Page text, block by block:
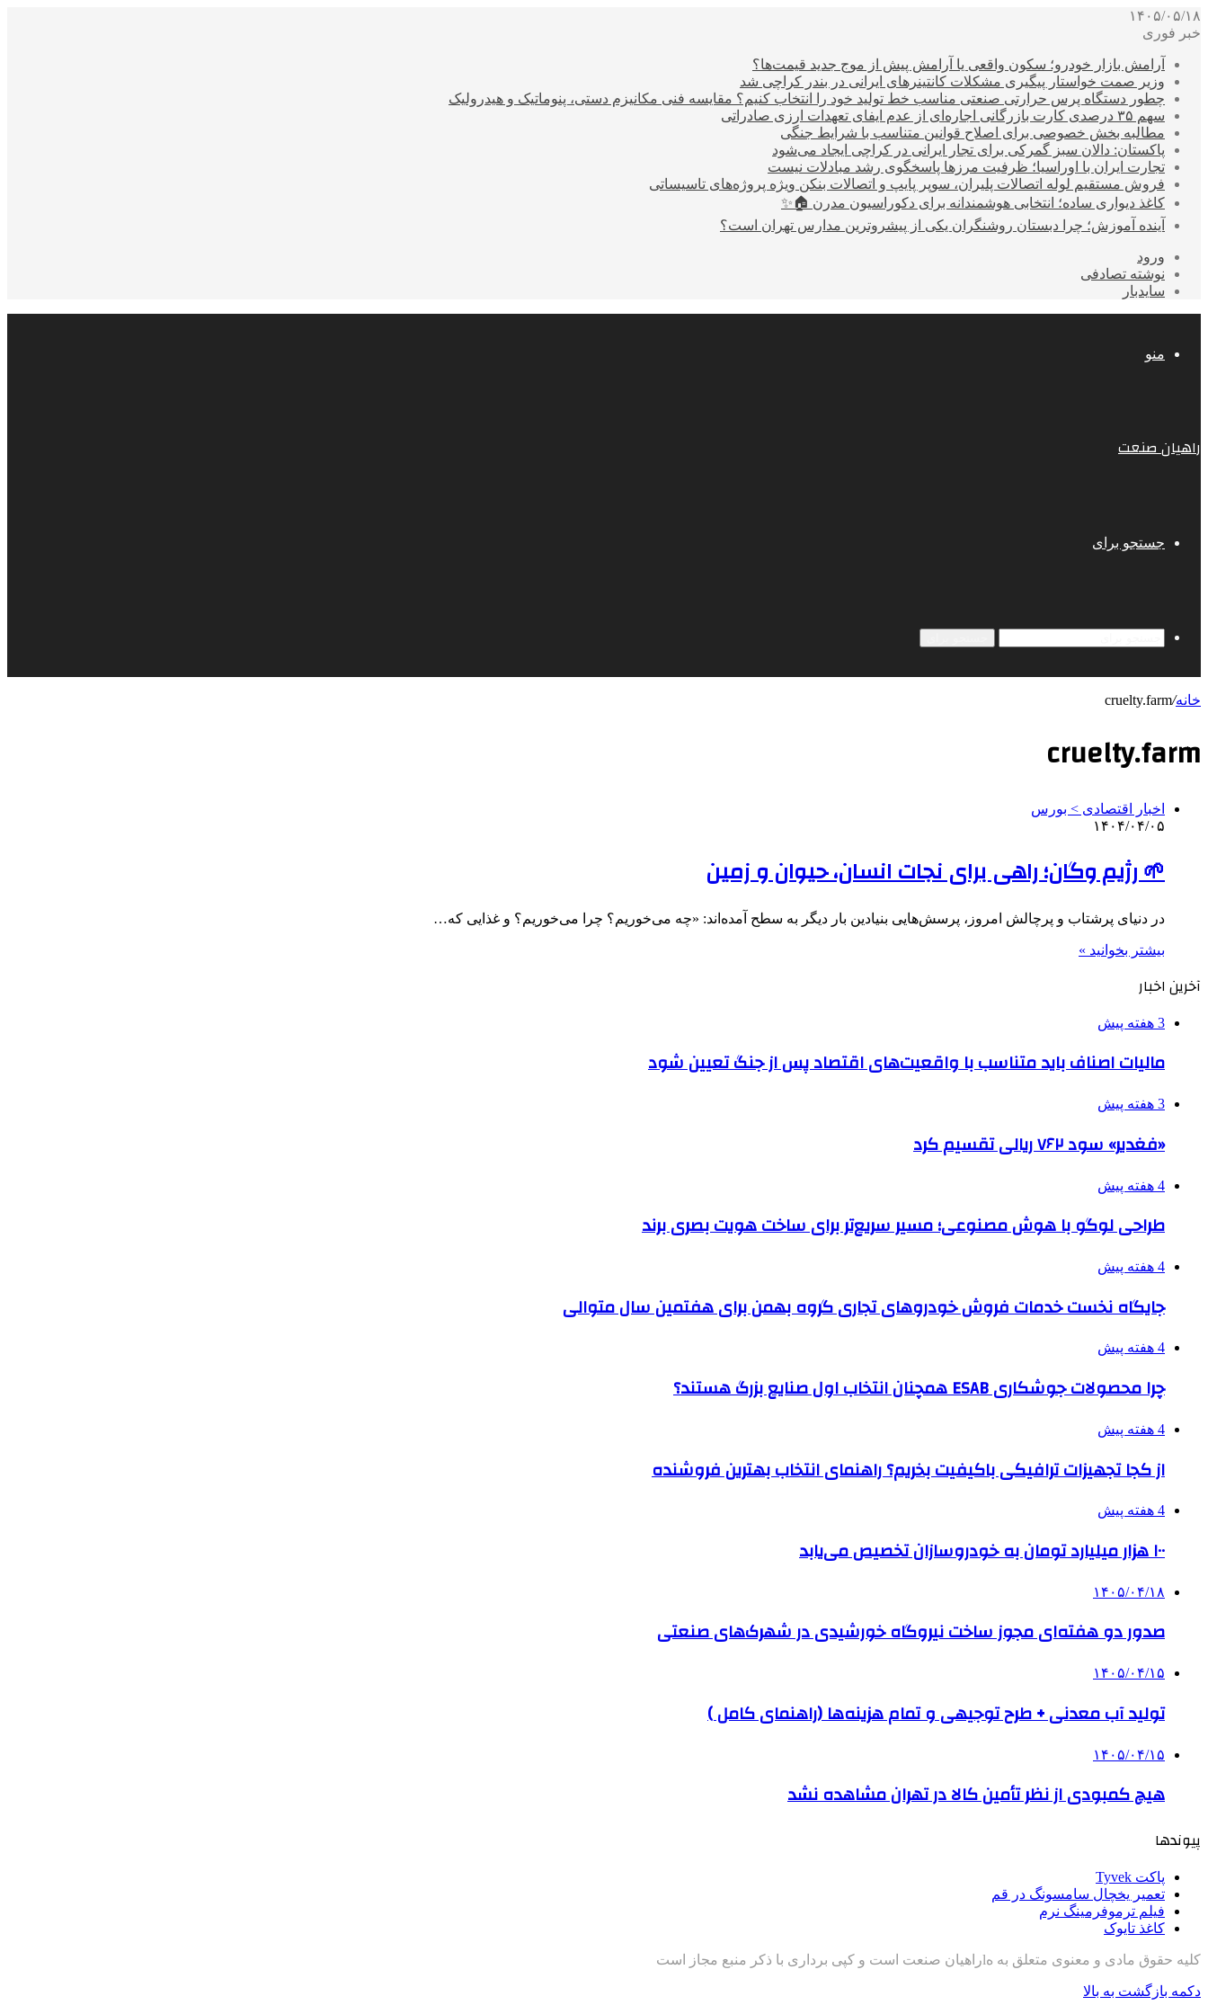
۱۴۰۵/۰۵/۱۸
خبر فوری
آرامش بازار خودرو؛ سکون واقعی یا آرامش پیش از موج جدید قیمت‌ها؟
وزیر صمت خواستار پیگیری مشکلات کانتینرهای ایرانی در بندر کراچی شد
چطور دستگاه پرس حرارتی صنعتی مناسب خط تولید خود را انتخاب کنیم؟ مقایسه فنی مکانیزم دستی، پنوماتیک و هیدرولیک
سهم ۳۵ درصدی کارت بازرگانی اجاره‌ای از عدم ایفای تعهدات ارزی صادراتی
مطالبه بخش خصوصی برای اصلاح قوانین متناسب با شرایط جنگی
پاکستان: دالان سبز گمرکی برای تجار ایرانی در کراچی ایجاد می‌شود
تجارت ایران با اوراسیا؛ ظرفیت مرزها پاسخگوی رشد مبادلات نیست
فروش مستقیم لوله اتصالات پلیران، سوپر پایپ و اتصالات بنکن ویژه پروژه‌های تاسیساتی
کاغذ دیواری ساده؛ انتخابی هوشمندانه برای دکوراسیون مدرن 🏠✨
آینده آموزش؛ چرا دبستان روشنگران یکی از پیشروترین مدارس تهران است؟
ورود
نوشته تصادفی
سایدبار
منو
راهیان صنعت
جستجو برای
خانه/
cruelty.farm
cruelty.farm
اخبار اقتصادی > بورس
۱۴۰۴/۰۴/۰۵
🌱 رژیم وگان؛ راهی برای نجات انسان، حیوان و زمین
در دنیای پرشتاب و پرچالش امروز، پرسش‌هایی بنیادین بار دیگر به سطح آمده‌اند: «چه می‌خوریم؟ چرا می‌خوریم؟ و غذایی که…
بیشتر بخوانید »
آخرین اخبار
3 هفته پیش
مالیات اصناف باید متناسب با واقعیت‌های اقتصاد پس از جنگ تعیین شود
3 هفته پیش
«فغدیر» سود ۷۶۲ ریالی تقسیم کرد
4 هفته پیش
طراحی لوگو با هوش مصنوعی؛ مسیر سریع‌تر برای ساخت هویت بصری برند
4 هفته پیش
جایگاه نخست خدمات فروش خودروهای تجاری گروه بهمن برای هفتمین سال متوالی
4 هفته پیش
چرا محصولات جوشکاری ESAB همچنان انتخاب اول صنایع بزرگ هستند؟
4 هفته پیش
از کجا تجهیزات ترافیکی باکیفیت بخریم؟ راهنمای انتخاب بهترین فروشنده
4 هفته پیش
۱۰۰ هزار میلیارد تومان به خودروسازان تخصیص می‌یابد
۱۴۰۵/۰۴/۱۸
صدور دو هفته‌ای مجوز ساخت نیروگاه خورشیدی در شهرک‌های صنعتی
۱۴۰۵/۰۴/۱۵
تولید آب معدنی + طرح توجیهی و تمام هزینه‌ها (راهنمای کامل )
۱۴۰۵/۰۴/۱۵
هیچ کمبودی از نظر تأمین کالا در تهران مشاهده نشد
پیوندها
پاکت Tyvek
تعمیر یخچال سامسونگ در قم
فیلم ترموفرمینگ نرم
کاغذ تایوک
کلیه حقوق مادی و معنوی متعلق به هlراهیان صنعت است و کپی برداری با ذکر منبع مجاز است
دکمه بازگشت به بالا